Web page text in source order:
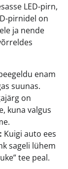
LED-pirn,
pirnidel on
ja nende
enam
suunas.
on
kuna valgus
Kuigi auto ees
sageli lühem
tee peal.